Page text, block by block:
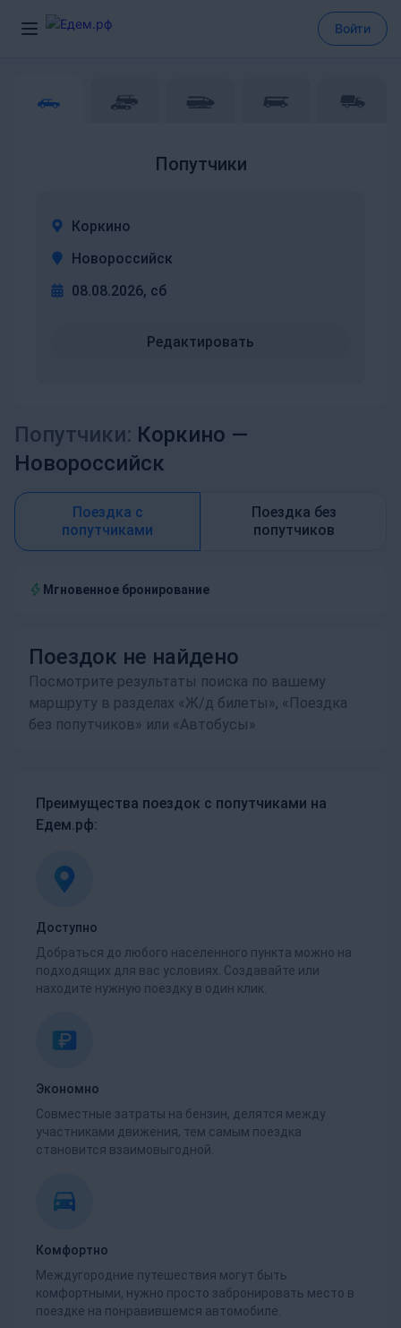
Войти
Попутчики
Коркино
Новороссийск
08.08.2026, сб
Редактировать
Попутчики: Коркино —
Новороссийск
Поездка с
попутчиками
Поездка без
попутчиков
Мгновенное бронирование
Поездок не найдено
Посмотрите результаты поиска по вашему
маршруту в разделах «Ж/д билеты», «Поездка
без попутчиков» или «Автобусы»
Преимущества поездок с попутчиками на
Едем.рф:
Доступно
Добраться до любого населенного пункта можно на
подходящих для вас условиях. Создавайте или
находите нужную поездку в один клик.
Экономно
Совместные затраты на бензин, делятся между
участниками движения, тем самым поездка
становится взаимовыгодной.
Комфортно
Междугородние путешествия могут быть
комфортными, нужно просто забронировать место в
поездке на понравившемся автомобиле.